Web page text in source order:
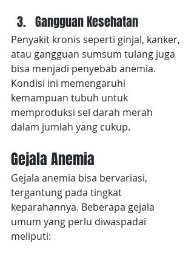
Gangguan Kesehatan
Penyakit kronis seperti ginjal, kanker,
atau gangguan sumsum tulang juga
bisa menjadi penyebab anemia.
Kondisi ini memengaruhi
kemampuan tubuh untuk
memproduksi sel darah merah
dalam jumlah yang cukup.
Gejala Anemia
Gejala anemia bisa bervariasi,
tergantung pada tingkat
keparahannya. Beberapa gejala
umum yang perlu diwaspadai
meliputi: